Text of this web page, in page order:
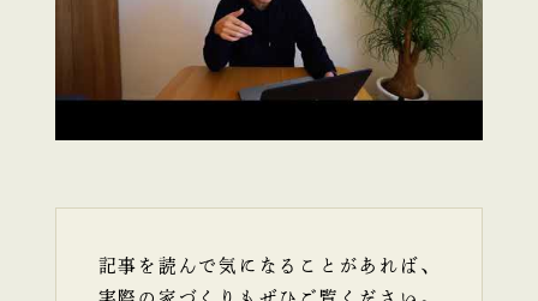
記事を読んで気になることがあれば、